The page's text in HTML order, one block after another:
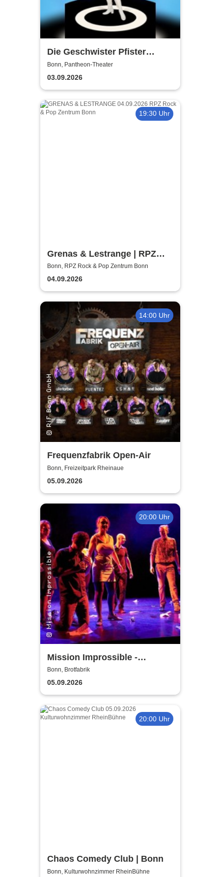
Die Geschwister Pfister
präsentieren: Peggy March,
Frau Huggenberger und ich -
Ursli Pfister
Bonn, Pantheon-Theater
03.09.2026
19:30 Uhr
Grenas & Lestrange | RPZ
Rock & Pop Zentrum Bonn
Bonn, RPZ Rock & Pop Zentrum Bonn
04.09.2026
14:00 Uhr
Frequenzfabrik Open-Air
Bonn, Freizeitpark Rheinaue
05.09.2026
20:00 Uhr
Mission Improssible -
Improtheater made in Bonn
Bonn, Brotfabrik
05.09.2026
20:00 Uhr
Chaos Comedy Club | Bonn
Bonn, Kulturwohnzimmer RheinBühne